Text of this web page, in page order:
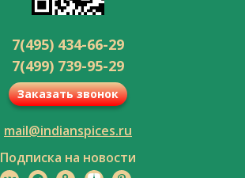
7(495) 434-66-29
7(499) 739-95-29
Заказать звонок
mail@indianspices.ru
Подписка на новости